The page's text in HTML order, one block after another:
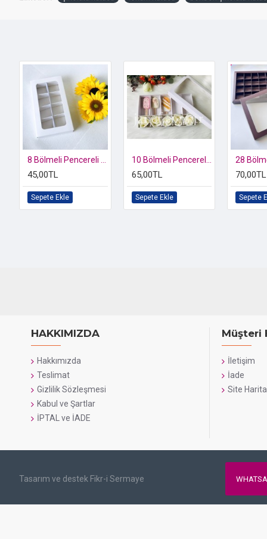
45,00TL
Sepete Ekle
65,00TL
Sepete Ekle
70,00TL
Sepete
HAKKIMIZDA
Hakkımızda
Teslimat
Gizlilik Sözleşmesi
Kabul ve Şartlar
İPTAL ve İADE
Müşteri
İletişim
İade
Site
Tasarım ve destek Fikr-i Sermaye